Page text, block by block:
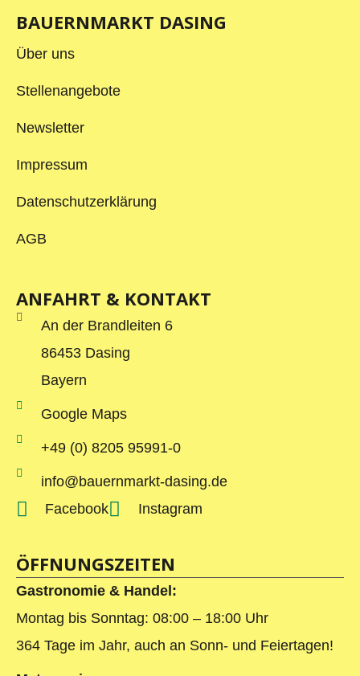
BAUERNMARKT DASING
Über uns
Stellenangebote
Newsletter
Impressum
Datenschutzerklärung
AGB
ANFAHRT & KONTAKT
An der Brandleiten 6
86453 Dasing
Bayern
Google Maps
+49 (0) 8205 95991-0
info@bauernmarkt-dasing.de
Facebook
Instagram
ÖFFNUNGSZEITEN
Gastronomie & Handel:
Montag bis Sonntag: 08:00 – 18:00 Uhr
364 Tage im Jahr, auch an Sonn- und Feiertagen!